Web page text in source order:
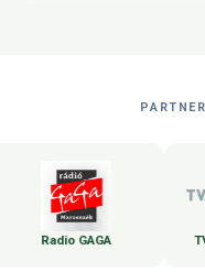
Radio GAGA TVR